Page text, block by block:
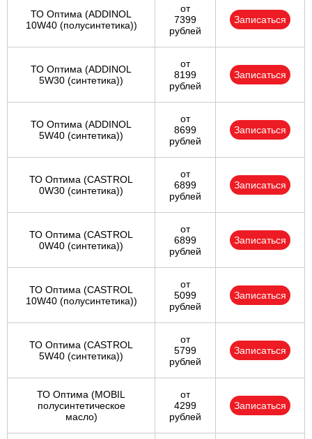
ТО Оптима (ADDINOL
10W40 (полусинтетика))
от
7399
рублей
Записаться
ТО Оптима (ADDINOL
5W30 (синтетика))
от
8199
рублей
Записаться
ТО Оптима (ADDINOL
5W40 (синтетика))
от
8699
рублей
Записаться
ТО Оптима (CASTROL
0W30 (синтетика))
от
6899
рублей
Записаться
ТО Оптима (CASTROL
0W40 (синтетика))
от
6899
рублей
Записаться
ТО Оптима (CASTROL
10W40 (полусинтетика))
от
5099
рублей
Записаться
ТО Оптима (CASTROL
5W40 (синтетика))
от
5799
рублей
Записаться
ТО Оптима (MOBIL
полусинтетическое
масло)
от
4299
рублей
Записаться